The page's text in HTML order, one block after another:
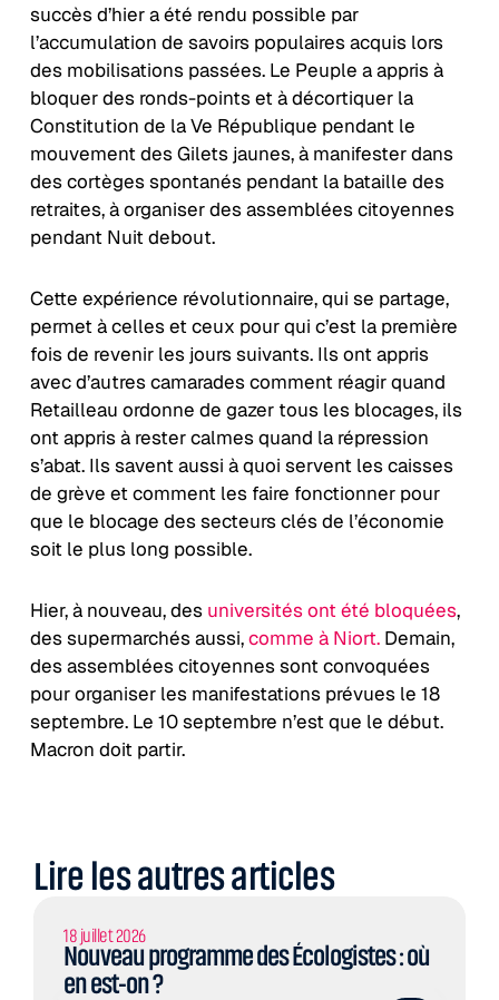
succès d’hier a été rendu possible par
l’accumulation de savoirs populaires acquis lors
des mobilisations passées. Le Peuple a appris à
bloquer des ronds-points et à décortiquer la
Constitution de la Ve République pendant le
mouvement des Gilets jaunes, à manifester dans
des cortèges spontanés pendant la bataille des
retraites, à organiser des assemblées citoyennes
pendant Nuit debout.
Cette expérience révolutionnaire, qui se partage,
permet à celles et ceux pour qui c’est la première
fois de revenir les jours suivants. Ils ont appris
avec d’autres camarades comment réagir quand
Retailleau ordonne de gazer tous les blocages, ils
ont appris à rester calmes quand la répression
s’abat. Ils savent aussi à quoi servent les caisses
de grève et comment les faire fonctionner pour
que le blocage des secteurs clés de l’économie
soit le plus long possible.
Hier, à nouveau, des universités ont été bloquées,
des supermarchés aussi,comme à Niort.Demain,
des assemblées citoyennes sont convoquées
pour organiser les manifestations prévues le 18
septembre. Le 10 septembre n’est que le début.
Macron doit partir.
Lire les autres articles
18 juillet 2026
Nouveau programme des Écologistes : où
en est-on ?